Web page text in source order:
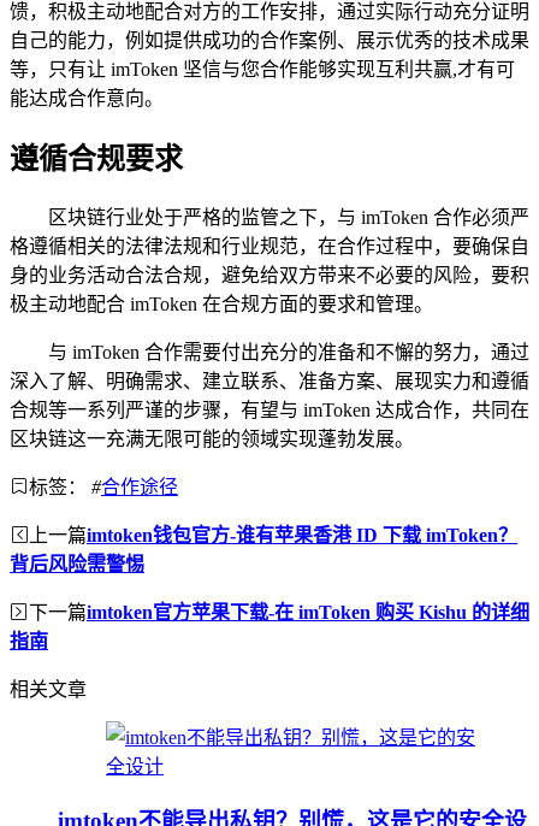
馈，积极主动地配合对方的工作安排，通过实际行动充分证明
自己的能力，例如提供成功的合作案例、展示优秀的技术成果
等，只有让 imToken 坚信与您合作能够实现互利共赢,才有可
能达成合作意向。
遵循合规要求
区块链行业处于严格的监管之下，与 imToken 合作必须严
格遵循相关的法律法规和行业规范，在合作过程中，要确保自
身的业务活动合法合规，避免给双方带来不必要的风险，要积
极主动地配合 imToken 在合规方面的要求和管理。
与 imToken 合作需要付出充分的准备和不懈的努力，通过
深入了解、明确需求、建立联系、准备方案、展现实力和遵循
合规等一系列严谨的步骤，有望与 imToken 达成合作，共同在
区块链这一充满无限可能的领域实现蓬勃发展。
标签： #合作途径
上一篇imtoken钱包官方-谁有苹果香港 ID 下载 imToken？
背后风险需警惕
下一篇imtoken官方苹果下载-在 imToken 购买 Kishu 的详细
指南
相关文章
imtoken不能导出私钥？别慌，这是它的安全设